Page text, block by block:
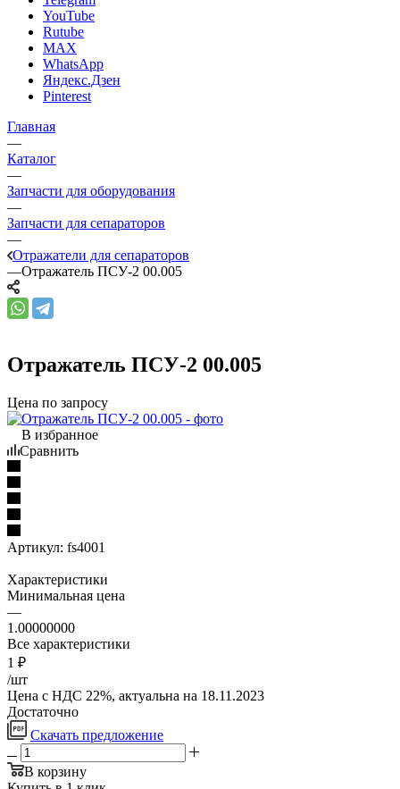
YouTube
Rutube
MAX
WhatsApp
Яндекс.Дзен
Pinterest
Главная
—
Каталог
—
Запчасти для оборудования
—
Запчасти для сепараторов
—
Отражатели для сепараторов
—Отражатель ПСУ-2 00.005
Отражатель ПСУ-2 00.005
Цена по запросу
В избранное
Сравнить
Артикул: fs4001
Характеристики
Минимальная цена
—
1.00000000
Все характеристики
1 ₽
/шт
Цена с НДС 22%, актуальна на 18.11.2023
Достаточно
Скачать предложение
В корзину